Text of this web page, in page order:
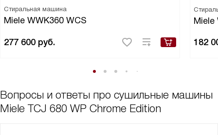
Стиральная машина
Miele WWK360 WCS
277 600 руб.
Miele
182
Вопросы и ответы про сушильные машины
Miele TCJ 680 WP Chrome Edition